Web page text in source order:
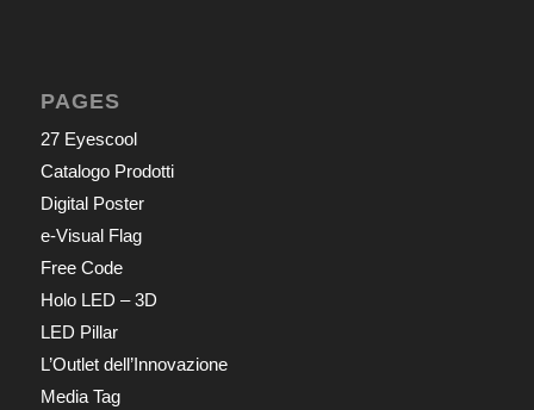
PAGES
27 Eyescool
Catalogo Prodotti
Digital Poster
e-Visual Flag
Free Code
Holo LED – 3D
LED Pillar
L’Outlet dell’Innovazione
Media Tag